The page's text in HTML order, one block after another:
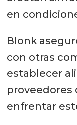
en
Blonk
con otras
establecer
proveedores
enfrentar